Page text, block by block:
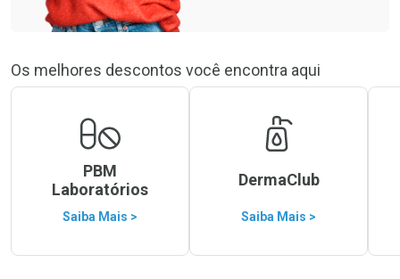
Os melhores descontos você encontra aqui
PBM
Laboratórios
Saiba Mais >
DermaClub
Saiba Mais >